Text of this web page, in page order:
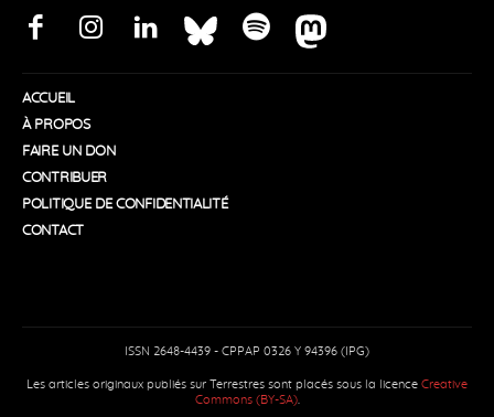
ACCUEIL
À PROPOS
FAIRE UN DON
CONTRIBUER
POLITIQUE DE CONFIDENTIALITÉ
CONTACT
ISSN 2648-4439 - CPPAP 0326 Y 94396 (IPG)
Les articles originaux publiés sur Terrestres sont placés sous la licence Creative
Commons (BY-SA).